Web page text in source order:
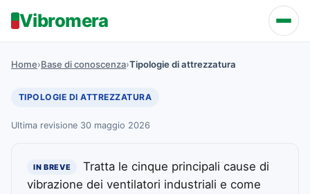
Vibromera
Home›Base di conoscenza›Tipologie di attrezzatura
TIPOLOGIE DI ATTREZZATURA
Ultima revisione 30 maggio 2026
IN BREVE
Tratta le cinque principali cause di
vibrazione dei ventilatori industriali e come